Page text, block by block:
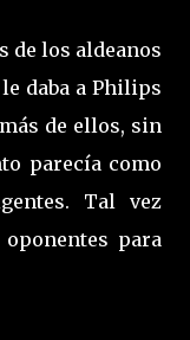
de los aldeanos
daba a Philips
de ellos, sin
parecía como
Tal vez
para